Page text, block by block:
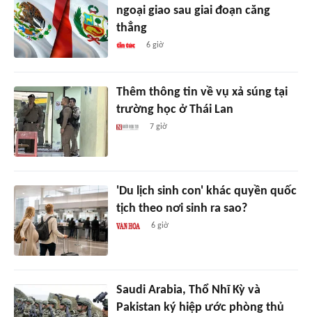
ngoại giao sau giai đoạn căng
thẳng
6 giờ
Thêm thông tin về vụ xả súng tại
trường học ở Thái Lan
7 giờ
'Du lịch sinh con' khác quyền quốc
tịch theo nơi sinh ra sao?
6 giờ
Saudi Arabia, Thổ Nhĩ Kỳ và
Pakistan ký hiệp ước phòng thủ